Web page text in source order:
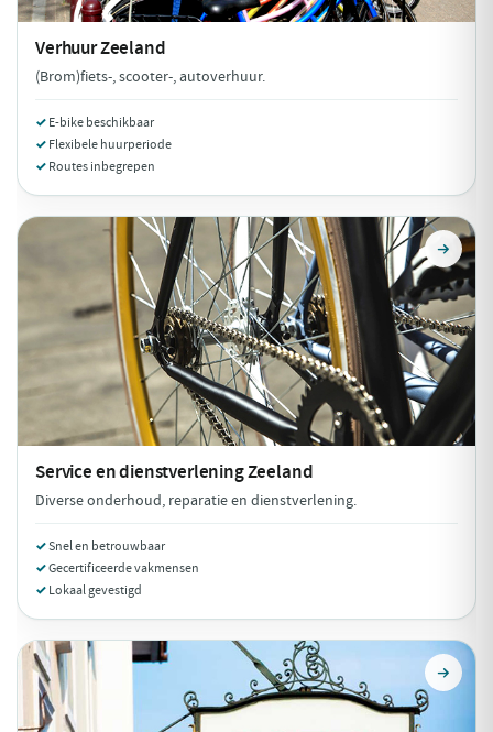
VerhuurZeeland
(Brom)fiets-, scooter-, autoverhuur.
E-bike beschikbaar
Flexibele huurperiode
Routes inbegrepen
Service en dienstverleningZeeland
Diverse onderhoud, reparatie en dienstverlening.
Snel en betrouwbaar
Gecertificeerde vakmensen
Lokaal gevestigd